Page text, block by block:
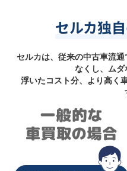
セルカ独
セルカは、従来の中古車流
なくし、ムダ
浮いたコスト分、より高く